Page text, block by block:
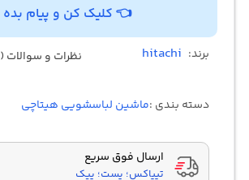
👈 کلیک کن و پیام بده
برند: hitachi نظرات و سوالات (1) :
دسته بندی :ماشین لباسشویی هیتاچی
ارسال فوق سریع
تیپاکس؛ پست؛ پیک